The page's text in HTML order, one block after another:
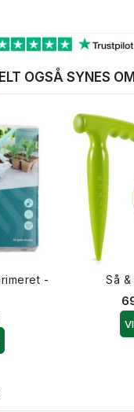
OGSÅ SYNES OM
-
Så